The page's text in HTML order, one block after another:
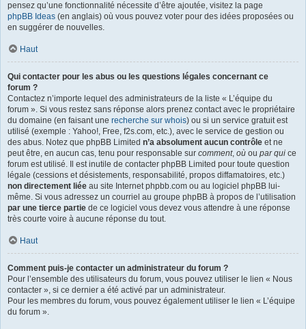
pensez qu’une fonctionnalité nécessite d’être ajoutée, visitez la page
phpBB Ideas (en anglais) où vous pouvez voter pour des idées proposées ou
en suggérer de nouvelles.
Haut
Qui contacter pour les abus ou les questions légales concernant ce
forum ?
Contactez n’importe lequel des administrateurs de la liste « L’équipe du
forum ». Si vous restez sans réponse alors prenez contact avec le propriétaire
du domaine (en faisant une recherche sur whois) ou si un service gratuit est
utilisé (exemple : Yahoo!, Free, f2s.com, etc.), avec le service de gestion ou
des abus. Notez que phpBB Limited n’a absolument aucun contrôle et ne
peut être, en aucun cas, tenu pour responsable sur comment, où ou par qui ce
forum est utilisé. Il est inutile de contacter phpBB Limited pour toute question
légale (cessions et désistements, responsabilité, propos diffamatoires, etc.)
non directement liée au site Internet phpbb.com ou au logiciel phpBB lui-
même. Si vous adressez un courriel au groupe phpBB à propos de l’utilisation
par une tierce partie de ce logiciel vous devez vous attendre à une réponse
très courte voire à aucune réponse du tout.
Haut
Comment puis-je contacter un administrateur du forum ?
Pour l’ensemble des utilisateurs du forum, vous pouvez utiliser le lien « Nous
contacter », si ce dernier a été activé par un administrateur.
Pour les membres du forum, vous pouvez également utiliser le lien « L’équipe
du forum ».